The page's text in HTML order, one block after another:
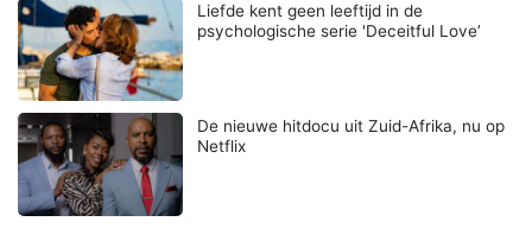
Liefde kent geen leeftijd in de
psychologische serie 'Deceitful Love’
De nieuwe hitdocu uit Zuid-Afrika, nu op
Netflix